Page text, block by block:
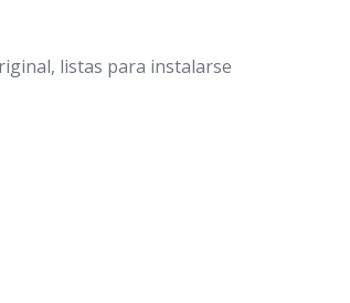
listas para instalarse